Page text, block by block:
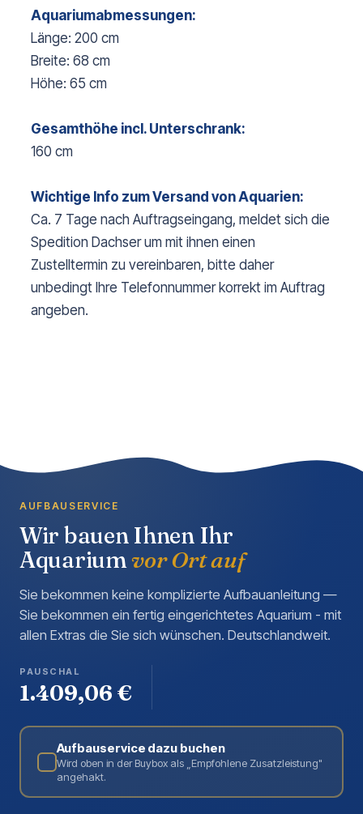
Aquariumabmessungen:
Länge: 200 cm
Breite: 68 cm
Höhe: 65 cm
Gesamthöhe incl. Unterschrank:
160 cm
Wichtige Info zum Versand von Aquarien:
Ca. 7 Tage nach Auftragseingang, meldet sich die
Spedition Dachser um mit ihnen einen
Zustelltermin zu vereinbaren, bitte daher
unbedingt Ihre Telefonnummer korrekt im Auftrag
angeben.
AUFBAUSERVICE
Wir bauen Ihnen Ihr
Aquariumvor Ort auf
Sie bekommen keine komplizierte Aufbauanleitung —
Sie bekommen ein fertig eingerichtetes Aquarium - mit
allen Extras die Sie sich wünschen. Deutschlandweit.
PAUSCHAL
1.409,06 €
Aufbauservice dazu buchen
Wird oben in der Buybox als „Empfohlene Zusatzleistung"
angehakt.